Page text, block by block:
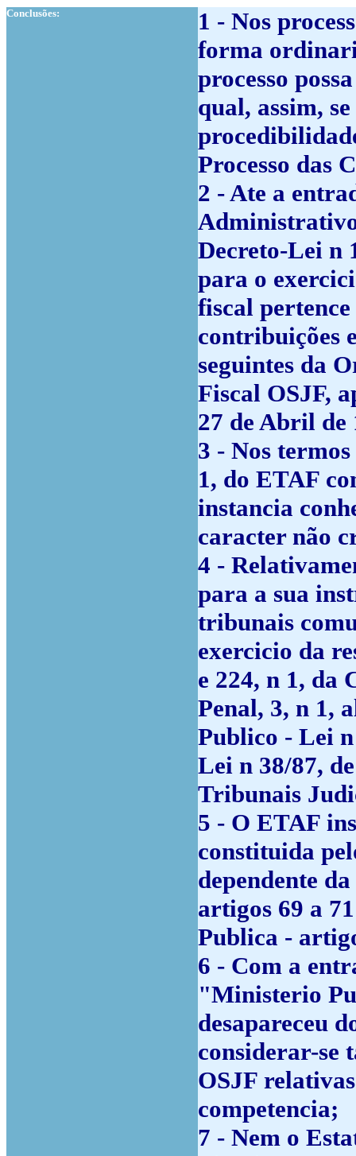
Conclusões:
1 - Nos
forma
processo
qual, assim,
Processo das
2 - Ate a
Decreto-Lei n
para o
fiscal
contribuições
seguintes da
Fiscal OSJF,
27 de Abril de
3 - Nos
1, do ETAF
instancia
caracter não
4 -
para a sua
tribunais
exercicio da
e 224, n 1, da
Penal, 3, n 1,
Publico - Lei
Lei n 38/87,
Tribunais
5 - O ETAF
constituida
dependente
artigos 69 a
Publica -
6 - Com a
"Ministerio
desapareceu
considerar-se
OSJF
competencia;
7 - Nem o